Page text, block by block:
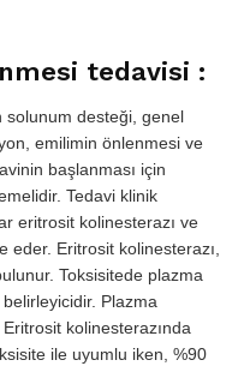
tedavisi :
solunum desteği, genel
emilimin önlenmesi ve
başlanması için
Tedavi klinik
eritrosit kolinesterazı ve
eder. Eritrosit kolinesterazı,
Toksisitede plazma
Plazma
kolinesterazında
ile uyumlu iken, %90